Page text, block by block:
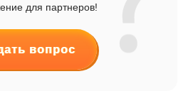
для партнеров!
вопрос